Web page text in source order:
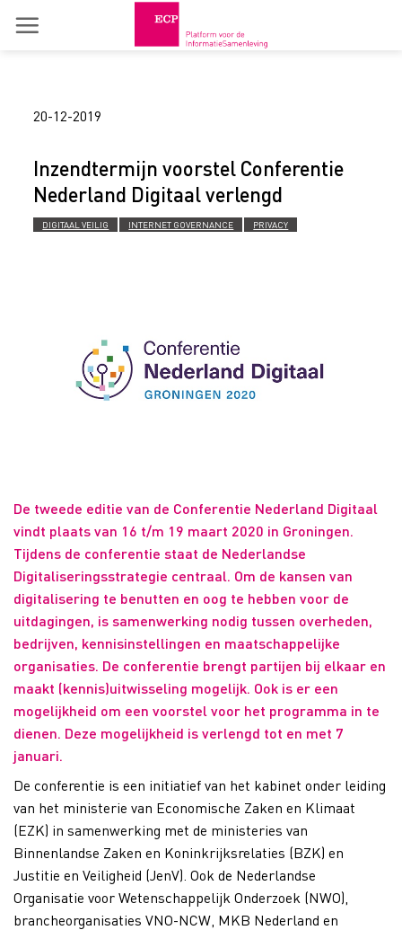
20-12-2019
Inzendtermijn voorstel Conferentie
Nederland Digitaal verlengd
DIGITAAL VEILIG INTERNET GOVERNANCE PRIVACY
De tweede editie van de Conferentie Nederland Digitaal
vindt plaats van 16 t/m 19 maart 2020 in Groningen.
Tijdens de conferentie staat de Nederlandse
Digitaliseringsstrategie centraal. Om de kansen van
digitalisering te benutten en oog te hebben voor de
uitdagingen, is samenwerking nodig tussen overheden,
bedrijven, kennisinstellingen en maatschappelijke
organisaties. De conferentie brengt partijen bij elkaar en
maakt (kennis)uitwisseling mogelijk. Ook is er een
mogelijkheid om een voorstel voor het programma in te
dienen. Deze mogelijkheid is verlengd tot en met 7
januari.
De conferentie is een initiatief van het kabinet onder leiding
van het ministerie van Economische Zaken en Klimaat
(EZK) in samenwerking met de ministeries van
Binnenlandse Zaken en Koninkrijksrelaties (BZK) en
Justitie en Veiligheid (JenV). Ook de Nederlandse
Organisatie voor Wetenschappelijk Onderzoek (NWO),
brancheorganisaties VNO-NCW, MKB Nederland en